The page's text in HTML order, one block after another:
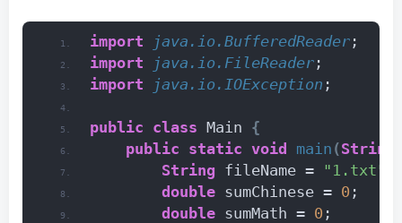
import java.io.BufferedReader ;
import java.io.FileReader ;
import java.io.IOException ;
public class Main {
public static void main (String
String fileName = "1.txt"
double sumChinese = 0 ;
double sumMath = 0 ;